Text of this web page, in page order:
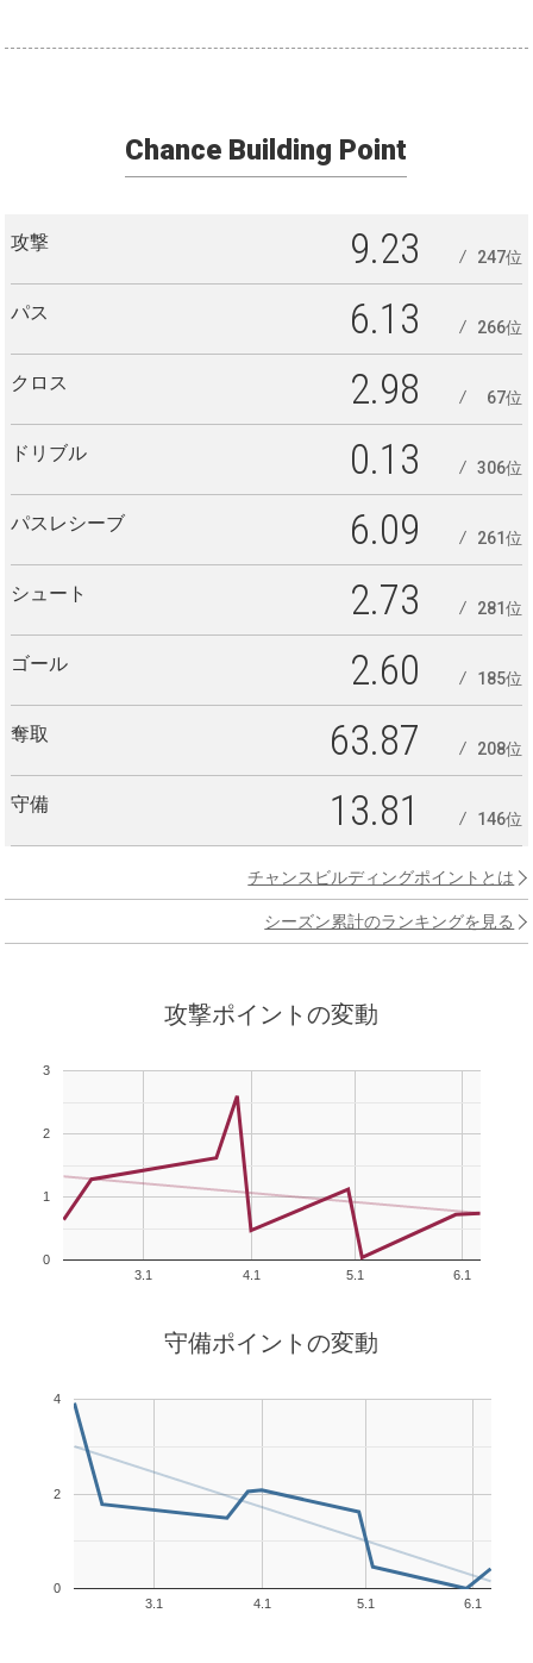
Chance Building Point
攻撃 9.23 247位
パス 6.13 266位
クロス 2.98 67位
ドリブル 0.13 306位
パスレシーブ 6.09 261位
シュート 2.73 281位
ゴール 2.60 185位
奪取 63.87 208位
守備 13.81 146位
チャンスビルディングポイントとは
シーズン累計のランキングを見る
攻撃ポイントの変動
3.1 4.1 5.1 6.1
0
1
2
3
守備ポイントの変動
3.1 4.1 5.1 6.1
0
2
4